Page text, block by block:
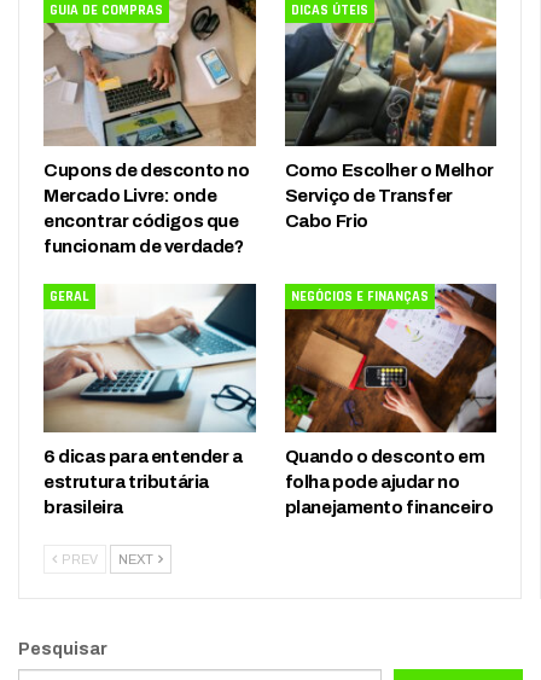
GUIA DE COMPRAS
Cupons de desconto no
Mercado Livre: onde
encontrar códigos que
funcionam de verdade?
DICAS ÚTEIS
Como Escolher o Melhor
Serviço de Transfer
Cabo Frio
GERAL
6 dicas para entender a
estrutura tributária
brasileira
NEGÓCIOS E FINANÇAS
Quando o desconto em
folha pode ajudar no
planejamento financeiro
PREV NEXT
Pesquisar